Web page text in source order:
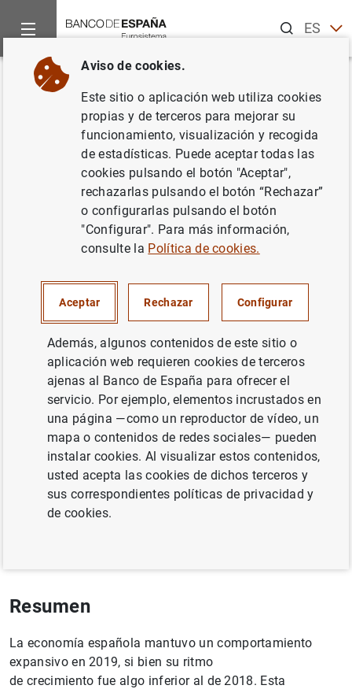
ESEN
Inicio Publicaciones
Volver
La economía española en 2019
Serie: Documentos Ocasionales. 2011.
SITUACIÓN ECONÓMICA
CRECIMIENTO ECONÓMICO Y CONVERGENCIA
MERCADO DE TRABAJO SALARIOS
Documento completo
La economía española en 2019 (812
Resumen
La economía española mantuvo un comportamiento
expansivo en 2019, si bien su ritmo
de crecimiento fue algo inferior al de 2018. Esta
Aviso de cookies.
Este sitio o aplicación web utiliza cookies
propias y de terceros para mejorar su
funcionamiento, visualización y recogida
de estadísticas. Puede aceptar todas las
cookies pulsando el botón "Aceptar",
rechazarlas pulsando el botón “Rechazar”
o configurarlas pulsando el botón
"Configurar". Para más información,
consulte la Política de cookies.
Aceptar Rechazar Configurar
Además, algunos contenidos de este sitio o
aplicación web requieren cookies de terceros
ajenas al Banco de España para ofrecer el
servicio. Por ejemplo, elementos incrustados en
una página —como un reproductor de vídeo, un
mapa o contenidos de redes sociales— pueden
instalar cookies. Al visualizar estos contenidos,
usted acepta las cookies de dichos terceros y
sus correspondientes políticas de privacidad y
de cookies.